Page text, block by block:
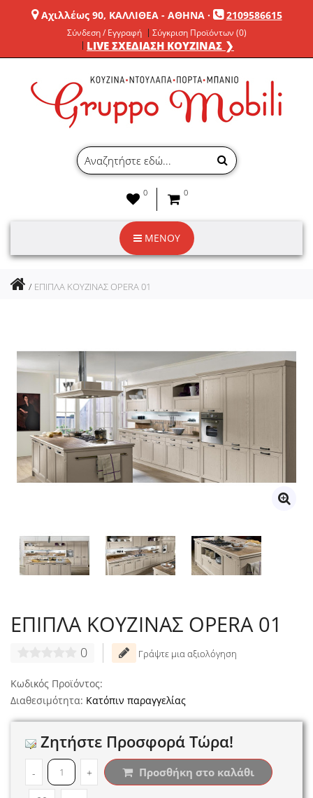
Αχιλλέως 90, ΚΑΛΛΙΘΕΑ - ΑΘΗΝΑ· 2109586615
Σύνδεση / Εγγραφή Σύγκριση Προϊόντων (0)
LIVE ΣΧΕΔΙΑΣΗ ΚΟΥΖΙΝΑΣ ❯
0 0
ΜΕΝΟΥ
ΕΠΙΠΛΑ ΚΟΥΖΙΝΑΣ OPERA 01
ΕΠΙΠΛΑ ΚΟΥΖΙΝΑΣ OPERA 01
0 Γράψτε μια αξιολόγηση
Κωδικός Προϊόντος:
Διαθεσιμότητα: Κατόπιν παραγγελίας
Ζητήστε Προσφορά Τώρα!
- + Προσθήκη στο καλάθι